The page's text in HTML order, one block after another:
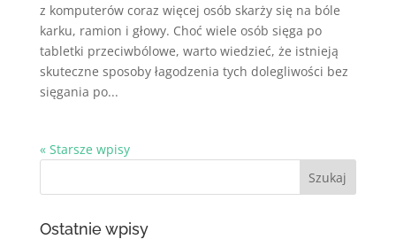
z komputerów coraz więcej osób skarży się na bóle
karku, ramion i głowy. Choć wiele osób sięga po
tabletki przeciwbólowe, warto wiedzieć, że istnieją
skuteczne sposoby łagodzenia tych dolegliwości bez
sięgania po...
« Starsze wpisy
Ostatnie wpisy